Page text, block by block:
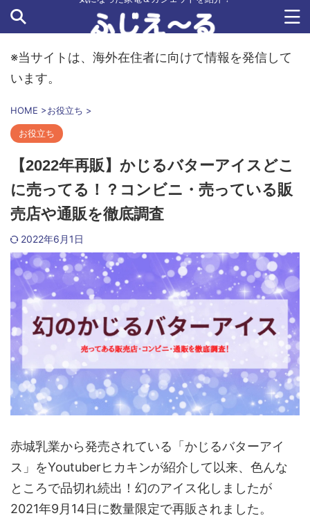
※当サイトは、海外在住者に向けて情報を発信して
います。
HOME >お役立ち >
お役立ち
【2022年再販】かじるバターアイスどこ
に売ってる！？コンビニ・売っている販
売店や通販を徹底調査
2022年6月1日
赤城乳業から発売されている「かじるバターアイ
ス」をYoutuberヒカキンが紹介して以来、色んな
ところで品切れ続出！幻のアイス化しましたが
2021年9月14日に数量限定で再販されました。